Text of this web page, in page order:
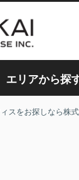
エリアから探
スをお探しなら株